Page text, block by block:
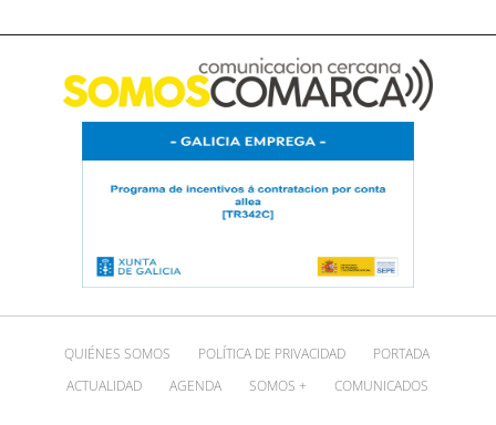
QUIÉNES SOMOS POLÍTICA DE PRIVACIDAD
PORTADA
ACTUALIDAD
AGENDA SOMOS + COMUNICADOS